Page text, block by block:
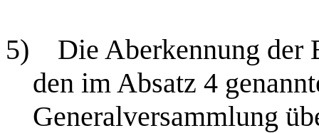
5)
Die Aberkennung der
den im Absatz 4
Generalversammlung